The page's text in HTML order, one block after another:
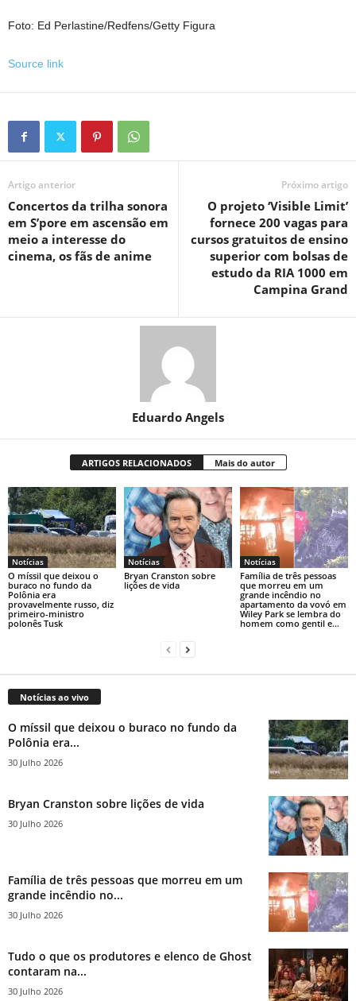
Foto: Ed Perlastine/Redfens/Getty Figura
Source link
Artigo anterior
Concertos da trilha sonora
em S’pore em ascensão em
meio a interesse do
cinema, os fãs de anime
Próximo artigo
O projeto ‘Visible Limit’
fornece 200 vagas para
cursos gratuitos de ensino
superior com bolsas de
estudo da RIA 1000 em
Campina Grand
Eduardo Angels
ARTIGOS RELACIONADOS Mais do autor
Notícias
O míssil que deixou o
buraco no fundo da
Polônia era
provavelmente russo, diz
primeiro-ministro
polonês Tusk
Notícias
Bryan Cranston sobre
lições de vida
Notícias
Família de três pessoas
que morreu em um
grande incêndio no
apartamento da vovó em
Wiley Park se lembra do
homem como gentil e...
Notícias ao vivo
O míssil que deixou o buraco no fundo da
Polônia era...
30 Julho 2026
Bryan Cranston sobre lições de vida
30 Julho 2026
Família de três pessoas que morreu em um
grande incêndio no...
30 Julho 2026
Tudo o que os produtores e elenco de Ghost
contaram na...
30 Julho 2026